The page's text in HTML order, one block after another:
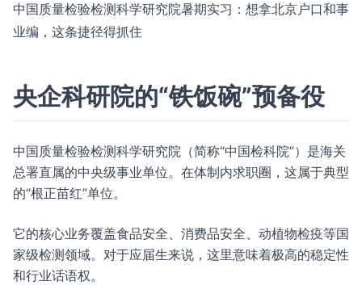
中国质量检验检测科学研究院暑期实习：想拿北京户口和事
业编，这条捷径得抓住
央企科研院的“铁饭碗”预备役
中国质量检验检测科学研究院（简称“中国检科院”）是海关
总署直属的中央级事业单位。在体制内求职圈，这属于典型
的“根正苗红”单位。
它的核心业务覆盖食品安全、消费品安全、动植物检疫等国
家级检测领域。对于应届生来说，这里意味着极高的稳定性
和行业话语权。